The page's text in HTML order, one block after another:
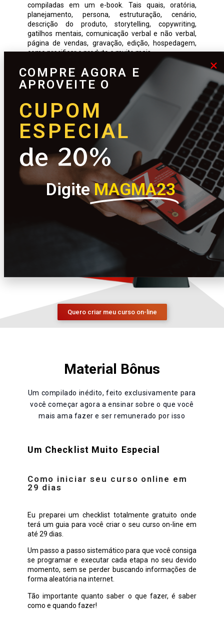
compiladas em um e-book. Tais quais, oratória,
planejamento, persona, estruturação, cenário,
descrição do produto, storytelling, copywriting,
gatilhos mentais, comunicação verbal e não verbal,
página de vendas, gravação, edição, hospedagem,
como precificar o produto e muito mais.
Ainda, o e-book apresenta um caso real com todas as
etapas de produção de um curso online, e de bônus, a
disponibilização do roteiro original deste curso, para
você apenas substituir com o seu conteúdo.
Quero criar meu curso on-line
Material Bônus
Um compilado inédito, feito exclusivamente para
você começar agora a ensinar sobre o que você
mais ama fazer e ser remunerado por isso
Um Checklist Muito Especial
Como iniciar seu curso online em
29 dias
Eu preparei um checklist totalmente gratuito onde
terá um guia para você criar o seu curso on-line em
até 29 dias.
Um passo a passo sistemático para que você consiga
se programar e executar cada etapa no seu devido
momento, sem se perder buscando informações de
forma aleatória na internet.
Tão importante quanto saber o que fazer, é saber
como e quando fazer!
COMPRE AGORA E
APROVEITE O
CUPOM
ESPECIAL
de 20%
Digite MAGMA23
VOU APROVEITAR A PROMO